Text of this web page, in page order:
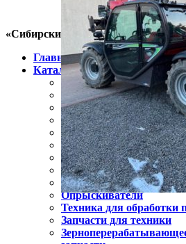
«Сибирский фермер»
Главная
Каталог
Пресс-подборщик
Косилки
Навесное и прицепное
Минитракторы
Тракторы
Техника для
Зерносушилки
Мульчеры
Почвенные фрезы
Опрыскиватели
Техника для обработки
Запчасти для техники